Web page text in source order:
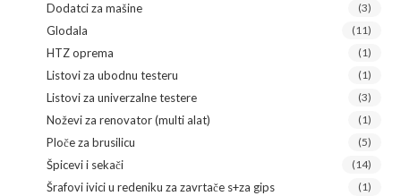
Dodatci za mašine (3)
Glodala (11)
HTZ oprema (1)
Listovi za ubodnu testeru (1)
Listovi za univerzalne testere (3)
Noževi za renovator (multi alat) (1)
Ploče za brusilicu (5)
Špicevi i sekači (14)
Šrafovi ivici u redeniku za zavrtače s+za gips (1)